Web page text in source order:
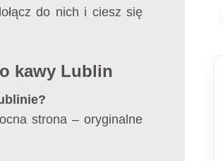
do nich i ciesz się
kawy Lublin
strona – oryginalne